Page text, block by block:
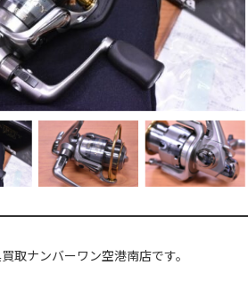
取ナンバーワン空港南店です。